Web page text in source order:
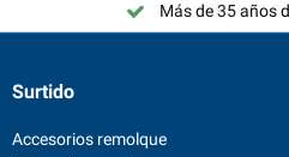
¡Elija PAT
Más de 35 años
Surtido
Accesorios remolque